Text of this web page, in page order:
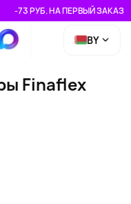
-73 РУБ. НА ПЕРВЫЙ ЗАКАЗ
BY
Finaflex